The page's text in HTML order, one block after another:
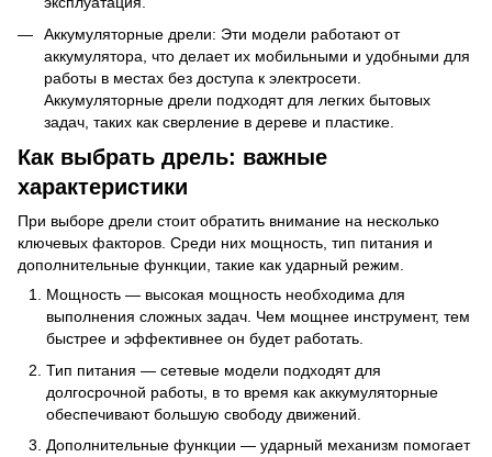
Аккумуляторные дрели: Эти модели работают от
аккумулятора, что делает их мобильными и удобными для
работы в местах без доступа к электросети.
Аккумуляторные дрели подходят для легких бытовых
задач, таких как сверление в дереве и пластике.
Как выбрать дрель: важные
характеристики
При выборе дрели стоит обратить внимание на несколько
ключевых факторов. Среди них мощность, тип питания и
дополнительные функции, такие как ударный режим.
Мощность — высокая мощность необходима для
выполнения сложных задач. Чем мощнее инструмент, тем
быстрее и эффективнее он будет работать.
Тип питания — сетевые модели подходят для
долгосрочной работы, в то время как аккумуляторные
обеспечивают большую свободу движений.
Дополнительные функции — ударный механизм помогает